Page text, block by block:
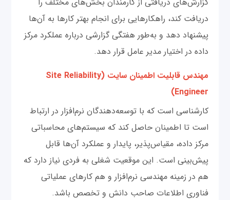
دریافت کند، راهکارهایی برای انجام بهتر کارها به آن‌ها
پیشنهاد دهد و به‌طور هفتگی گزارشی درباره عملکرد مرکز
داده در اختیار مدیر عامل قرار دهد.
مهندس قابلیت اطمینان سایت (Site Reliability
Engineer)
کارشناسی است که با توسعه‌دهندگان نرم‌‌افزار در ارتباط
است تا اطمینان حاصل کند که سیستم‌های محاسباتی
مرکز داده، مقیاس‌پذیر، پایدار و عملکرد آن‌ها قابل
پیش‌بینی است. این موقعیت شغلی به فردی نیاز دارد که
هم در زمینه مهندسی نرم‌افزار و هم کارهای عملیاتی
فناوری اطلاعات صاحب دانش و تخصص باشد.